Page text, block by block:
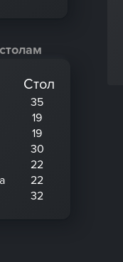
Стол
35
19
19
30
22
22
32